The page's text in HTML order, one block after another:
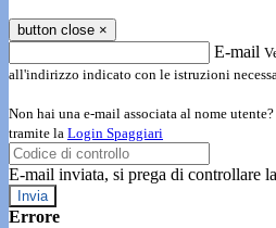
button close ×
E-mail
all'indirizzo indicato con le istruzioni
Non hai una e-mail associata al nome
tramite la Login Spaggiari
E-mail inviata, si prega di controllare
Errore